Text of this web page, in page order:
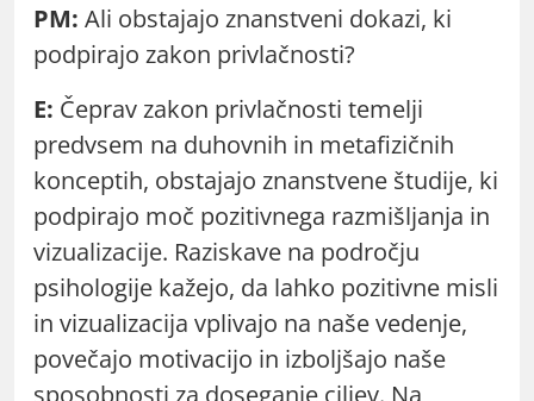
PM: Ali obstajajo znanstveni dokazi, ki
podpirajo zakon privlačnosti?
E: Čeprav zakon privlačnosti temelji
predvsem na duhovnih in metafizičnih
konceptih, obstajajo znanstvene študije, ki
podpirajo moč pozitivnega razmišljanja in
vizualizacije. Raziskave na področju
psihologije kažejo, da lahko pozitivne misli
in vizualizacija vplivajo na naše vedenje,
povečajo motivacijo in izboljšajo naše
sposobnosti za doseganje ciljev. Na